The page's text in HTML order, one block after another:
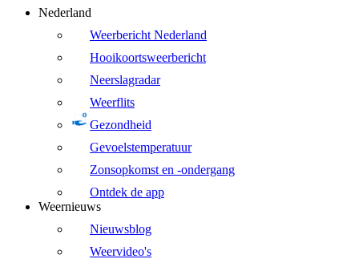
Nederland
Weerbericht Nederland
Hooikoortsweerbericht
Neerslagradar
Weerflits
Gezondheid
Gevoelstemperatuur
Zonsopkomst en -ondergang
Ontdek de app
Weernieuws
Nieuwsblog
Weervideo's